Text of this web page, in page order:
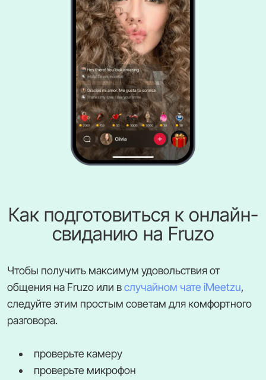
Как подготовиться к онлайн-
свиданию на Fruzo
Чтобы получить максимум удовольствия от
общения на Fruzo или вслучайном чате iMeetzu,
следуйте этим простым советам для комфортного
разговора.
проверьте камеру
проверьте микрофон